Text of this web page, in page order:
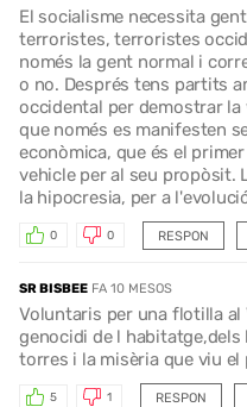
El socialisme necessita
terroristes, terroristes
només la gent normal i
o no. Després tens partits
occidental per demostrar
que només es manifesten
econòmica, que és el
vehicle per al seu propòsit.
la hipocresia, per a
RESPON
0 0
SR BISBEE FA 10 MESOS
Voluntaris per una flotilla al
genocidi de l
torres i la misèria que viu el
RESPON
5 1